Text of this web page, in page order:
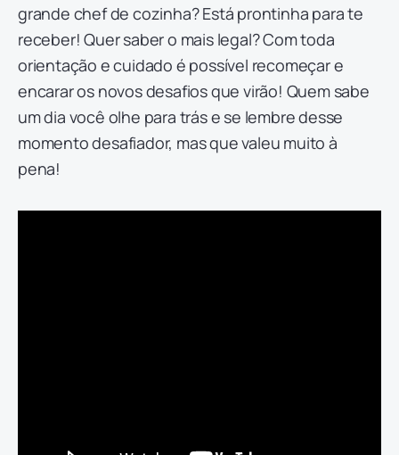
grande chef de cozinha? Está prontinha para te
receber! Quer saber o mais legal? Com toda
orientação e cuidado é possível recomeçar e
encarar os novos desafios que virão! Quem sabe
um dia você olhe para trás e se lembre desse
momento desafiador, mas que valeu muito à
pena!